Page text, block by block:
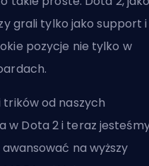
grali tylko jako support i
pozycje nie tylko w
trików od naszych
w Dota 2 i teraz
na wyższy